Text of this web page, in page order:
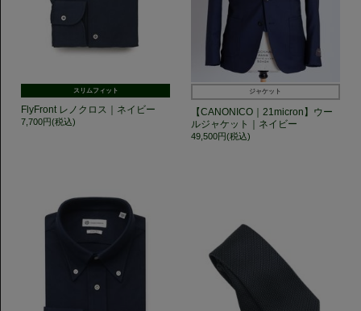
スリムフィット
FlyFront レノクロス｜ネイビー
7,700円(税込)
ジャケット
【CANONICO｜21micron】ウー
ルジャケット｜ネイビー
49,500円(税込)